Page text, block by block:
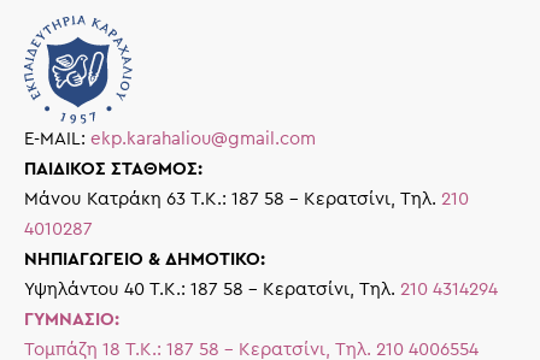
E-MAIL: ekp.karahaliou@gmail.com
ΠΑΙΔΙΚΟΣ ΣΤΑΘΜΟΣ:
Μάνου Κατράκη 63 Τ.Κ.: 187 58 – Κερατσίνι, Τηλ. 210
4010287
ΝΗΠΙΑΓΩΓΕΙΟ & ΔΗΜΟΤΙΚΟ:
Υψηλάντου 40 Τ.Κ.: 187 58 – Κερατσίνι, Τηλ. 210 4314294
ΓΥΜΝΑΣΙΟ:
Τομπάζη 18 Τ.Κ.: 187 58 – Κερατσίνι, Τηλ. 210 4006554